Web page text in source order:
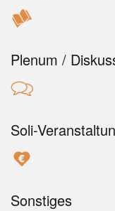
Plenum /
Soli-
Sonstiges